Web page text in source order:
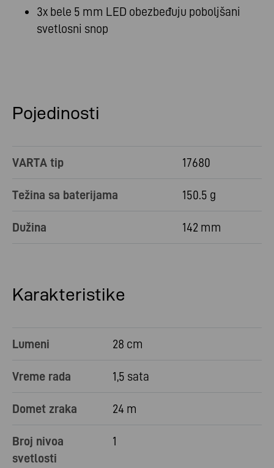
3x bele 5 mm LED obezbeđuju poboljšani
svetlosni snop
Pojedinosti
VARTA tip 17680
Težina sa baterijama 150.5 g
Dužina 142 mm
Karakteristike
Lumeni 28 cm
Vreme rada 1,5 sata
Domet zraka 24 m
Broj nivoa
svetlosti
1